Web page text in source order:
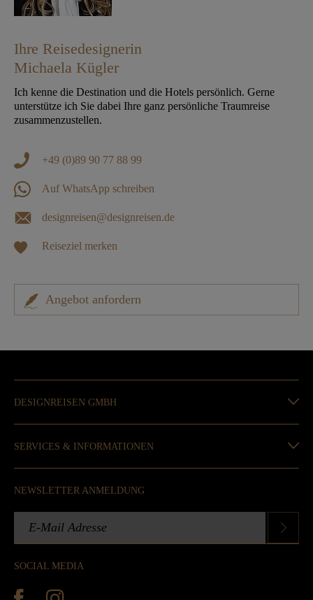
Ihre Reisedesignerin
Michaela Kügler
Ich kenne die Destination und die Hotels persönlich. Gerne
unterstütze ich Sie dabei Ihre ganz persönliche Traumreise
zusammenzustellen.
+49 (0)89 90 77 88 99
Auf WhatsApp schreiben
designreisen@designreisen.de
Reiseziel merken
Angebot anfordern
DESIGNREISEN GMBH
SERVICES & INFORMATIONEN
SOCIAL MEDIA
NEWSLETTER ANMELDUNG